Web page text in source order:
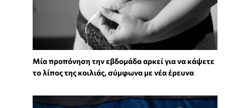
Μία προπόνηση την εβδομάδα αρκεί για να κάψετε
το λίπος της κοιλιάς, σύμφωνα με νέα έρευνα